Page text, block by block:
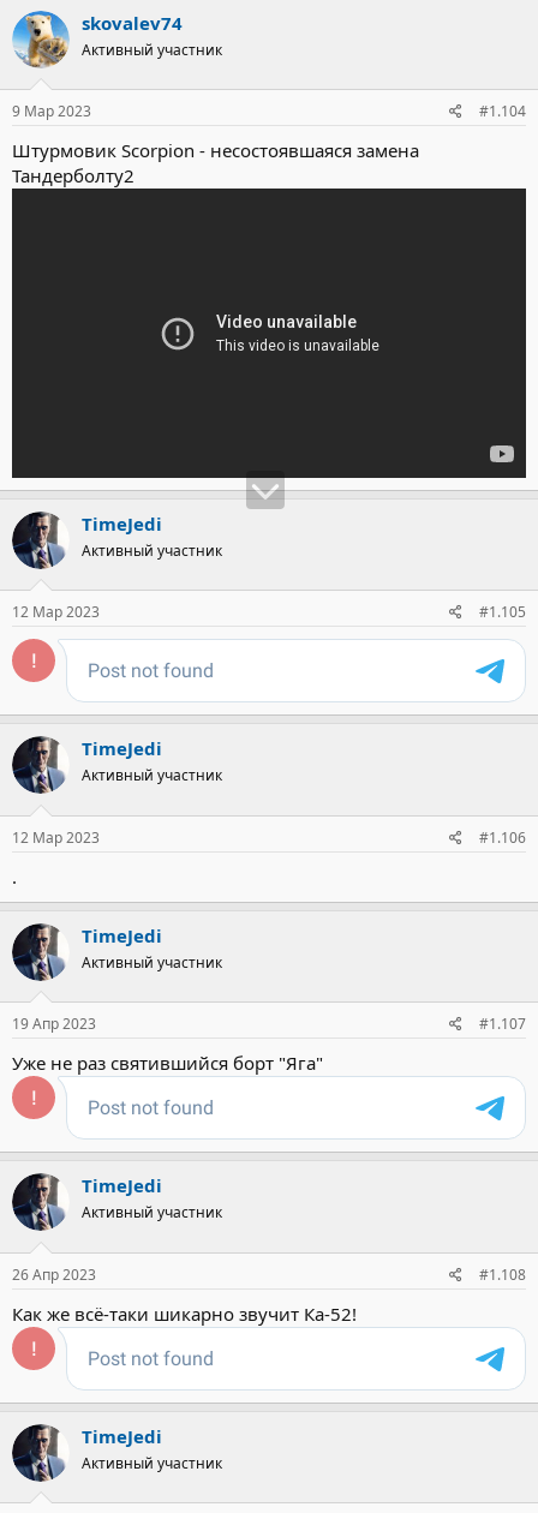
skovalev74
Активный участник
9 Мар 2023 #1.104
Штурмовик Scorpion - несостоявшаяся замена
Тандерболту2
TimeJedi
Активный участник
12 Мар 2023 #1.105
TimeJedi
Активный участник
12 Мар 2023 #1.106
.
TimeJedi
Активный участник
19 Апр 2023 #1.107
Уже не раз святившийся борт "Яга"
TimeJedi
Активный участник
26 Апр 2023 #1.108
Как же всё-таки шикарно звучит Ка-52!
TimeJedi
Активный участник